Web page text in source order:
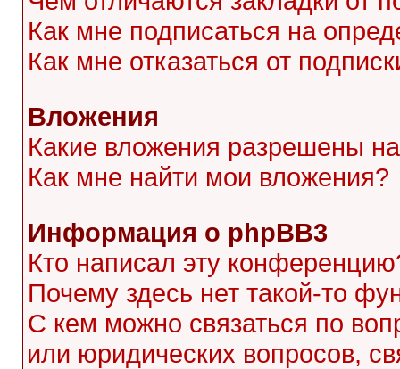
Как мне подписаться на
Как мне отказаться от
Вложения
Какие вложения разрешены
Как мне найти мои вложения?
Информация о phpBB3
Кто написал эту
Почему здесь нет такой-то
С кем можно связаться по
или юридических вопросов,